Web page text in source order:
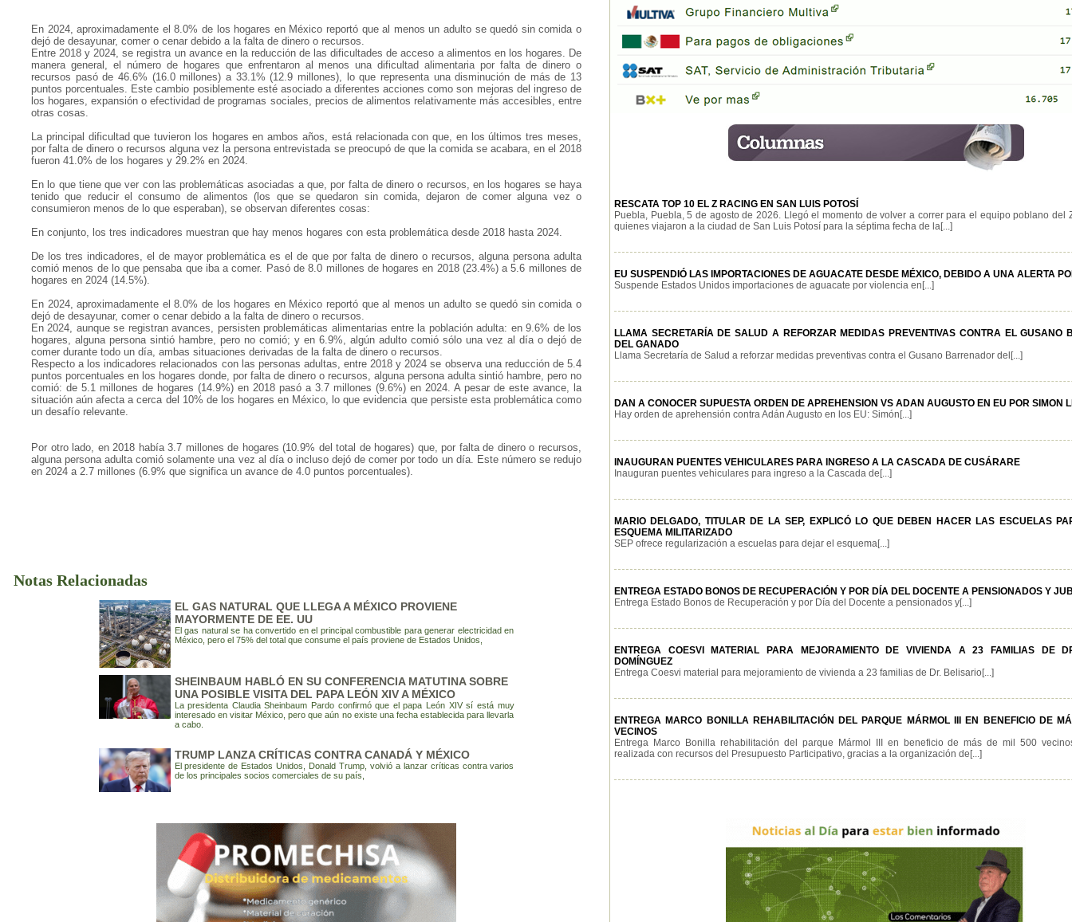
En 2024, aproximadamente el 8.0% de los hogares en México reportó que al menos un adulto se quedó sin comida o
dejó de desayunar, comer o cenar debido a la falta de dinero o recursos.
Entre 2018 y 2024, se registra un avance en la reducción de las dificultades de acceso a alimentos en los hogares. De
manera general, el número de hogares que enfrentaron al menos una dificultad alimentaria por falta de dinero o
recursos pasó de 46.6% (16.0 millones) a 33.1% (12.9 millones), lo que representa una disminución de más de 13
puntos porcentuales. Este cambio posiblemente esté asociado a diferentes acciones como son mejoras del ingreso de
los hogares, expansión o efectividad de programas sociales, precios de alimentos relativamente más accesibles, entre
otras cosas.
La principal dificultad que tuvieron los hogares en ambos años, está relacionada con que, en los últimos tres meses,
por falta de dinero o recursos alguna vez la persona entrevistada se preocupó de que la comida se acabara, en el 2018
fueron 41.0% de los hogares y 29.2% en 2024.
En lo que tiene que ver con las problemáticas asociadas a que, por falta de dinero o recursos, en los hogares se haya
tenido que reducir el consumo de alimentos (los que se quedaron sin comida, dejaron de comer alguna vez o
consumieron menos de lo que esperaban), se observan diferentes cosas:
En conjunto, los tres indicadores muestran que hay menos hogares con esta problemática desde 2018 hasta 2024.
De los tres indicadores, el de mayor problemática es el de que por falta de dinero o recursos, alguna persona adulta
comió menos de lo que pensaba que iba a comer. Pasó de 8.0 millones de hogares en 2018 (23.4%) a 5.6 millones de
hogares en 2024 (14.5%).
En 2024, aproximadamente el 8.0% de los hogares en México reportó que al menos un adulto se quedó sin comida o
dejó de desayunar, comer o cenar debido a la falta de dinero o recursos.
En 2024, aunque se registran avances, persisten problemáticas alimentarias entre la población adulta: en 9.6% de los
hogares, alguna persona sintió hambre, pero no comió; y en 6.9%, algún adulto comió sólo una vez al día o dejó de
comer durante todo un día, ambas situaciones derivadas de la falta de dinero o recursos.
Respecto a los indicadores relacionados con las personas adultas, entre 2018 y 2024 se observa una reducción de 5.4
puntos porcentuales en los hogares donde, por falta de dinero o recursos, alguna persona adulta sintió hambre, pero no
comió: de 5.1 millones de hogares (14.9%) en 2018 pasó a 3.7 millones (9.6%) en 2024. A pesar de este avance, la
situación aún afecta a cerca del 10% de los hogares en México, lo que evidencia que persiste esta problemática como
un desafío relevante.
Por otro lado, en 2018 había 3.7 millones de hogares (10.9% del total de hogares) que, por falta de dinero o recursos,
alguna persona adulta comió solamente una vez al día o incluso dejó de comer por todo un día. Este número se redujo
en 2024 a 2.7 millones (6.9% que significa un avance de 4.0 puntos porcentuales).
Notas Relacionadas
EL GAS NATURAL QUE LLEGA A MÉXICO PROVIENE
MAYORMENTE DE EE. UU
El gas natural se ha convertido en el principal combustible para generar electricidad en
México, pero el 75% del total que consume el país proviene de Estados Unidos,
SHEINBAUM HABLÓ EN SU CONFERENCIA MATUTINA SOBRE
UNA POSIBLE VISITA DEL PAPA LEÓN XIV A MÉXICO
La presidenta Claudia Sheinbaum Pardo confirmó que el papa León XIV sí está muy
interesado en visitar México, pero que aún no existe una fecha establecida para llevarla
a cabo.
TRUMP LANZA CRÍTICAS CONTRA CANADÁ Y MÉXICO
El presidente de Estados Unidos, Donald Trump, volvió a lanzar críticas contra varios
de los principales socios comerciales de su país,
RESCATA TOP 10 EL Z RACING EN SAN LUIS POTOSÍ
Puebla, Puebla, 5 de agosto de 2026. Llegó el momento de volver a correr para el equipo poblano del
quienes viajaron a la ciudad de San Luis Potosí para la séptima fecha de la[...]
EU SUSPENDIÓ LAS IMPORTACIONES DE AGUACATE DESDE MÉXICO, DEBIDO A UNA ALERTA
Suspende Estados Unidos importaciones de aguacate por violencia en[...]
LLAMA SECRETARÍA DE SALUD A REFORZAR MEDIDAS PREVENTIVAS CONTRA EL GUSANO
DEL GANADO
Llama Secretaría de Salud a reforzar medidas preventivas contra el Gusano Barrenador del[...]
DAN A CONOCER SUPUESTA ORDEN DE APREHENSION VS ADAN AUGUSTO EN EU POR SIMON
Hay orden de aprehensión contra Adán Augusto en los EU: Simón[...]
INAUGURAN PUENTES VEHICULARES PARA INGRESO A LA CASCADA DE CUSÁRARE
Inauguran puentes vehiculares para ingreso a la Cascada de[...]
MARIO DELGADO, TITULAR DE LA SEP, EXPLICÓ LO QUE DEBEN HACER LAS ESCUELAS
ESQUEMA MILITARIZADO
SEP ofrece regularización a escuelas para dejar el esquema[...]
ENTREGA ESTADO BONOS DE RECUPERACIÓN Y POR DÍA DEL DOCENTE A PENSIONADOS Y
Entrega Estado Bonos de Recuperación y por Día del Docente a pensionados y[...]
ENTREGA COESVI MATERIAL PARA MEJORAMIENTO DE VIVIENDA A 23 FAMILIAS DE
DOMÍNGUEZ
Entrega Coesvi material para mejoramiento de vivienda a 23 familias de Dr. Belisario[...]
ENTREGA MARCO BONILLA REHABILITACIÓN DEL PARQUE MÁRMOL III EN BENEFICIO DE
VECINOS
Entrega Marco Bonilla rehabilitación del parque Mármol III en beneficio de más de mil 500
realizada con recursos del Presupuesto Participativo, gracias a la organización de[...]